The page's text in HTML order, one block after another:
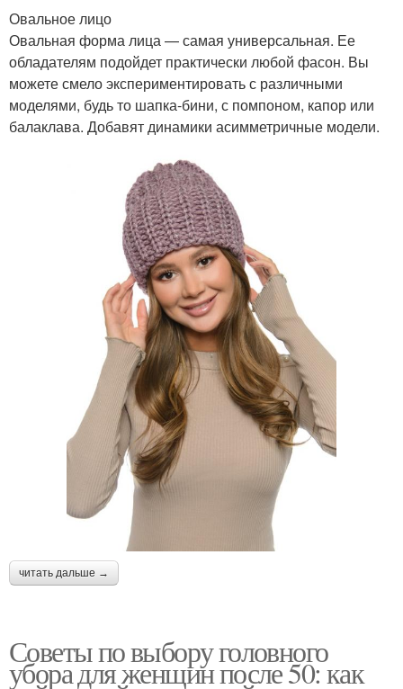
Овальное лицо
Овальная форма лица — самая универсальная. Ее
обладателям подойдет практически любой фасон. Вы
можете смело экспериментировать с различными
моделями, будь то шапка-бини, с помпоном, капор или
балаклава. Добавят динамики асимметричные модели.
читать дальше →
Советы по выбору головного
убора для женщин после 50: как